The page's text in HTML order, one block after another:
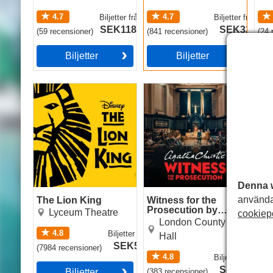
4.7
(59recensioner)
Biljetter från
SEK1187
Biljetter
4.7
(841 recensioner)
Biljetterfrån
SEK327
Biljetter
(24
The Lion King
Lyceum Theatre
4.8
(7984recensioner)
Biljetter från
SEK573
The Lion King
Witness for the
Prosecution by
Agatha Christie
London County
Hall
4.8
Biljetter
SEK259
Witness for the
Prosecution by Agatha
Christie
Denna